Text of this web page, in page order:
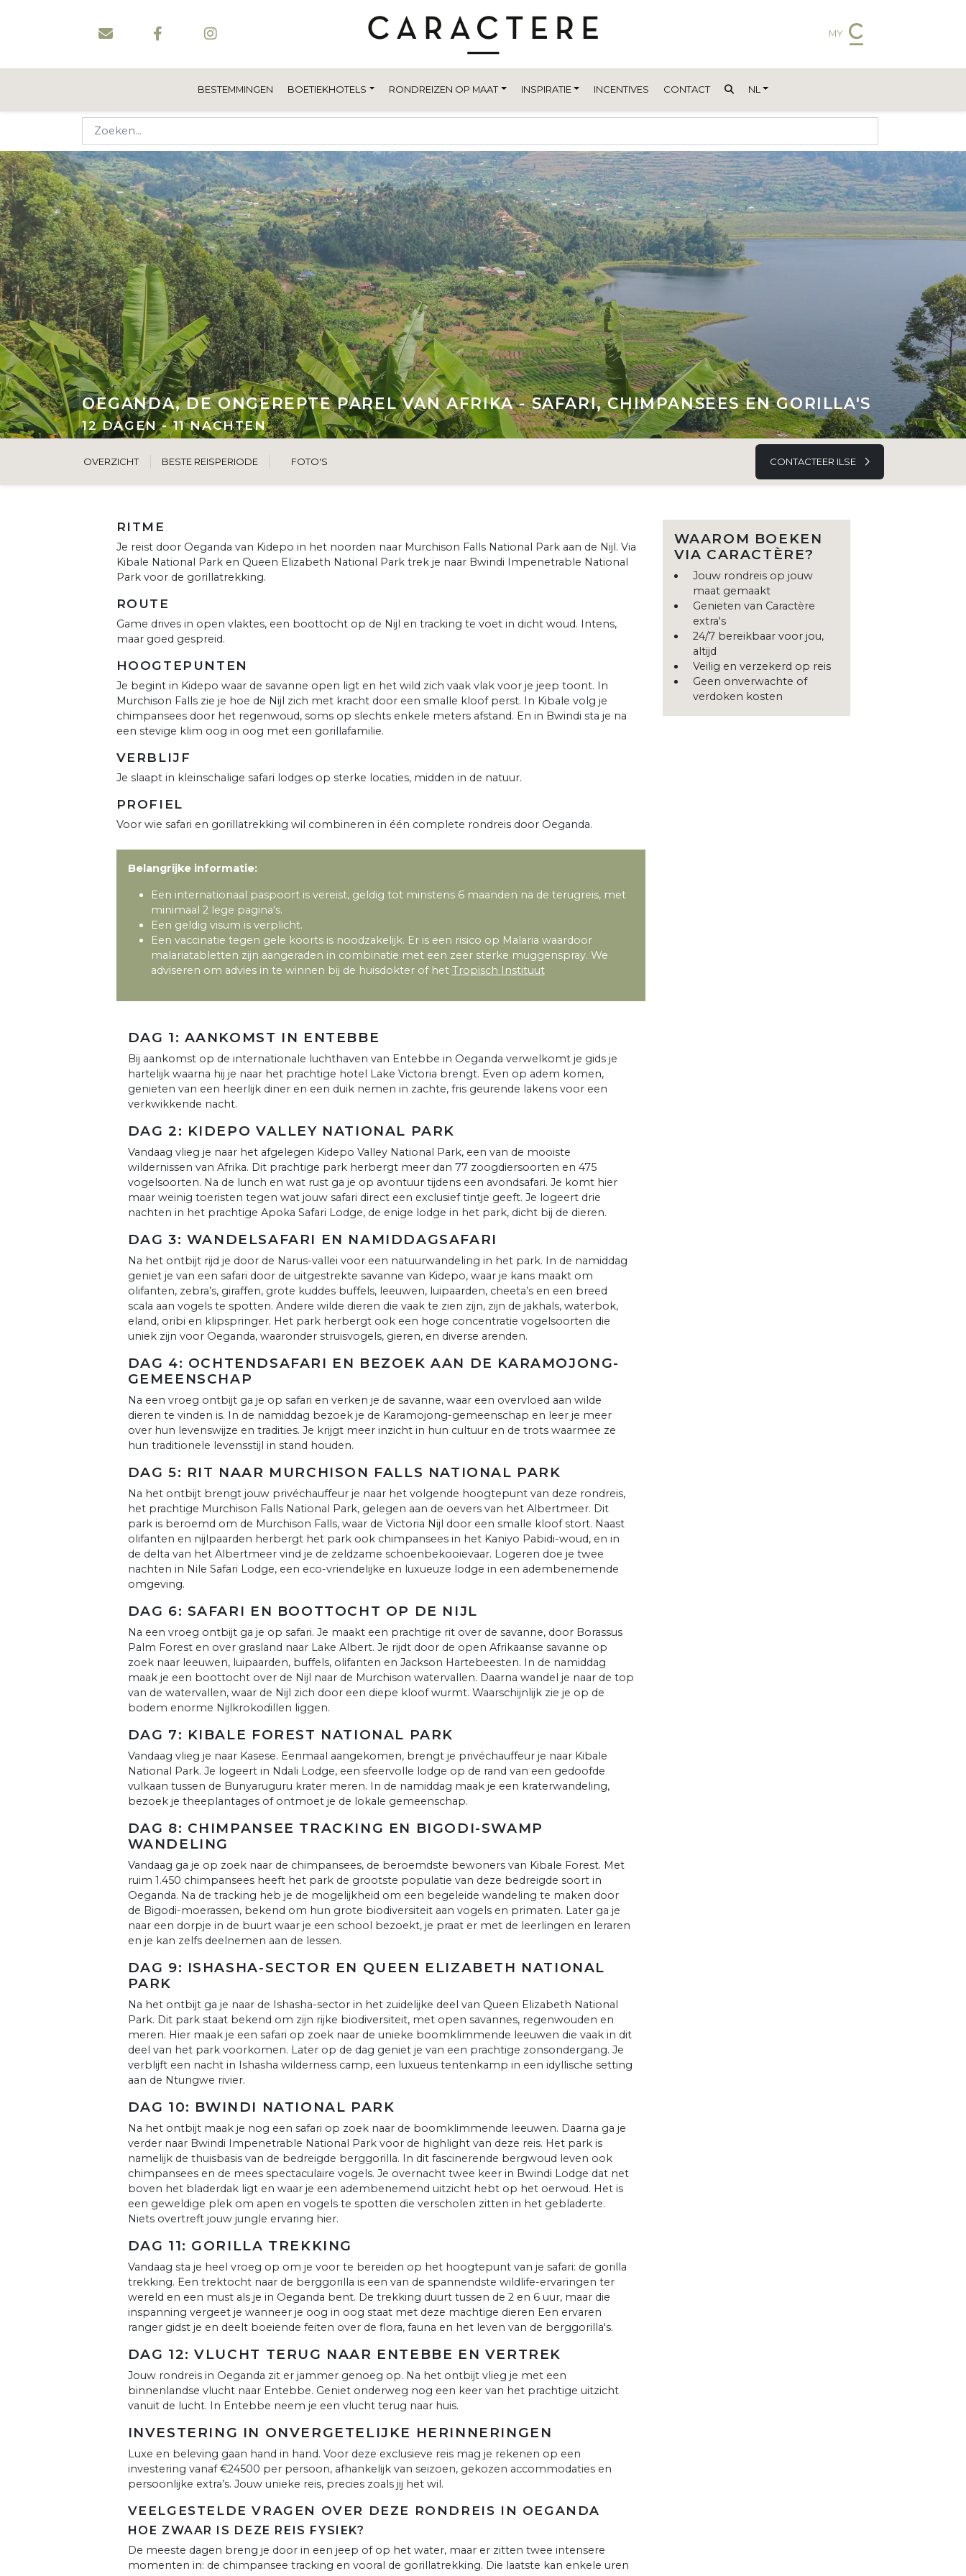
MY
BESTEMMINGEN BOETIEKHOTELS RONDREIZEN OP MAAT INSPIRATIE INCENTIVES CONTACT NL
OEGANDA, DE ONGEREPTE PAREL VAN AFRIKA - SAFARI, CHIMPANSEES EN GORILLA'S
12 DAGEN - 11 NACHTEN
OVERZICHT BESTE REISPERIODE FOTO'S CONTACTEER ILSE
RITME
Je reist door Oeganda van Kidepo in het noorden naar Murchison Falls National Park aan de Nijl. Via
Kibale National Park en Queen Elizabeth National Park trek je naar Bwindi Impenetrable National
Park voor de gorillatrekking.
ROUTE
Game drives in open vlaktes, een boottocht op de Nijl en tracking te voet in dicht woud. Intens,
maar goed gespreid.
HOOGTEPUNTEN
Je begint in Kidepo waar de savanne open ligt en het wild zich vaak vlak voor je jeep toont. In
Murchison Falls zie je hoe de Nijl zich met kracht door een smalle kloof perst. In Kibale volg je
chimpansees door het regenwoud, soms op slechts enkele meters afstand. En in Bwindi sta je na
een stevige klim oog in oog met een gorillafamilie.
VERBLIJF
Je slaapt in kleinschalige safari lodges op sterke locaties, midden in de natuur.
PROFIEL
Voor wie safari en gorillatrekking wil combineren in één complete rondreis door Oeganda.
Belangrijke informatie:
Een internationaal paspoort is vereist, geldig tot minstens 6 maanden na de terugreis, met
minimaal 2 lege pagina's.
Een geldig visum is verplicht.
Een vaccinatie tegen gele koorts is noodzakelijk. Er is een risico op Malaria waardoor
malariatabletten zijn aangeraden in combinatie met een zeer sterke muggenspray. We
adviseren om advies in te winnen bij de huisdokter of het Tropisch Instituut
DAG 1: AANKOMST IN ENTEBBE
Bij aankomst op de internationale luchthaven van Entebbe in Oeganda verwelkomt je gids je
hartelijk waarna hij je naar het prachtige hotel Lake Victoria brengt. Even op adem komen,
genieten van een heerlijk diner en een duik nemen in zachte, fris geurende lakens voor een
verkwikkende nacht.
DAG 2: KIDEPO VALLEY NATIONAL PARK
Vandaag vlieg je naar het afgelegen Kidepo Valley National Park, een van de mooiste
wildernissen van Afrika. Dit prachtige park herbergt meer dan 77 zoogdiersoorten en 475
vogelsoorten. Na de lunch en wat rust ga je op avontuur tijdens een avondsafari. Je komt hier
maar weinig toeristen tegen wat jouw safari direct een exclusief tintje geeft. Je logeert drie
nachten in het prachtige Apoka Safari Lodge, de enige lodge in het park, dicht bij de dieren.
DAG 3: WANDELSAFARI EN NAMIDDAGSAFARI
Na het ontbijt rijd je door de Narus-vallei voor een natuurwandeling in het park. In de namiddag
geniet je van een safari door de uitgestrekte savanne van Kidepo, waar je kans maakt om
olifanten, zebra’s, giraffen, grote kuddes buffels, leeuwen, luipaarden, cheeta’s en een breed
scala aan vogels te spotten. Andere wilde dieren die vaak te zien zijn, zijn de jakhals, waterbok,
eland, oribi en klipspringer. Het park herbergt ook een hoge concentratie vogelsoorten die
uniek zijn voor Oeganda, waaronder struisvogels, gieren, en diverse arenden.
DAG 4: OCHTENDSAFARI EN BEZOEK AAN DE KARAMOJONG-
GEMEENSCHAP
Na een vroeg ontbijt ga je op safari en verken je de savanne, waar een overvloed aan wilde
dieren te vinden is. In de namiddag bezoek je de Karamojong-gemeenschap en leer je meer
over hun levenswijze en tradities. Je krijgt meer inzicht in hun cultuur en de trots waarmee ze
hun traditionele levensstijl in stand houden.
DAG 5: RIT NAAR MURCHISON FALLS NATIONAL PARK
Na het ontbijt brengt jouw privéchauffeur je naar het volgende hoogtepunt van deze rondreis,
het prachtige Murchison Falls National Park, gelegen aan de oevers van het Albertmeer. Dit
park is beroemd om de Murchison Falls, waar de Victoria Nijl door een smalle kloof stort. Naast
olifanten en nijlpaarden herbergt het park ook chimpansees in het Kaniyo Pabidi-woud, en in
de delta van het Albertmeer vind je de zeldzame schoenbekooievaar. Logeren doe je twee
nachten in Nile Safari Lodge, een eco-vriendelijke en luxueuze lodge in een adembenemende
omgeving.
DAG 6: SAFARI EN BOOTTOCHT OP DE NIJL
Na een vroeg ontbijt ga je op safari. Je maakt een prachtige rit over de savanne, door Borassus
Palm Forest en over grasland naar Lake Albert. Je rijdt door de open Afrikaanse savanne op
zoek naar leeuwen, luipaarden, buffels, olifanten en Jackson Hartebeesten. In de namiddag
maak je een boottocht over de Nijl naar de Murchison watervallen. Daarna wandel je naar de top
van de watervallen, waar de Nijl zich door een diepe kloof wurmt. Waarschijnlijk zie je op de
bodem enorme Nijlkrokodillen liggen.
DAG 7: KIBALE FOREST NATIONAL PARK
Vandaag vlieg je naar Kasese. Eenmaal aangekomen, brengt je privéchauffeur je naar Kibale
National Park. Je logeert in Ndali Lodge, een sfeervolle lodge op de rand van een gedoofde
vulkaan tussen de Bunyaruguru krater meren. In de namiddag maak je een kraterwandeling,
bezoek je theeplantages of ontmoet je de lokale gemeenschap.
DAG 8: CHIMPANSEE TRACKING EN BIGODI-SWAMP
WANDELING
Vandaag ga je op zoek naar de chimpansees, de beroemdste bewoners van Kibale Forest. Met
ruim 1.450 chimpansees heeft het park de grootste populatie van deze bedreigde soort in
Oeganda. Na de tracking heb je de mogelijkheid om een begeleide wandeling te maken door
de Bigodi-moerassen, bekend om hun grote biodiversiteit aan vogels en primaten. Later ga je
naar een dorpje in de buurt waar je een school bezoekt, je praat er met de leerlingen en leraren
en je kan zelfs deelnemen aan de lessen.
DAG 9: ISHASHA-SECTOR EN QUEEN ELIZABETH NATIONAL
PARK
Na het ontbijt ga je naar de Ishasha-sector in het zuidelijke deel van Queen Elizabeth National
Park. Dit park staat bekend om zijn rijke biodiversiteit, met open savannes, regenwouden en
meren. Hier maak je een safari op zoek naar de unieke boomklimmende leeuwen die vaak in dit
deel van het park voorkomen. Later op de dag geniet je van een prachtige zonsondergang. Je
verblijft een nacht in Ishasha wilderness camp, een luxueus tentenkamp in een idyllische setting
aan de Ntungwe rivier.
DAG 10: BWINDI NATIONAL PARK
Na het ontbijt maak je nog een safari op zoek naar de boomklimmende leeuwen. Daarna ga je
verder naar Bwindi Impenetrable National Park voor de highlight van deze reis. Het park is
namelijk de thuisbasis van de bedreigde berggorilla. In dit fascinerende bergwoud leven ook
chimpansees en de mees spectaculaire vogels. Je overnacht twee keer in Bwindi Lodge dat net
boven het bladerdak ligt en waar je een adembenemend uitzicht hebt op het oerwoud. Het is
een geweldige plek om apen en vogels te spotten die verscholen zitten in het gebladerte.
Niets overtreft jouw jungle ervaring hier.
DAG 11: GORILLA TREKKING
Vandaag sta je heel vroeg op om je voor te bereiden op het hoogtepunt van je safari: de gorilla
trekking. Een trektocht naar de berggorilla is een van de spannendste wildlife-ervaringen ter
wereld en een must als je in Oeganda bent. De trekking duurt tussen de 2 en 6 uur, maar die
inspanning vergeet je wanneer je oog in oog staat met deze machtige dieren Een ervaren
ranger gidst je en deelt boeiende feiten over de flora, fauna en het leven van de berggorilla's.
DAG 12: VLUCHT TERUG NAAR ENTEBBE EN VERTREK
Jouw rondreis in Oeganda zit er jammer genoeg op. Na het ontbijt vlieg je met een
binnenlandse vlucht naar Entebbe. Geniet onderweg nog een keer van het prachtige uitzicht
vanuit de lucht. In Entebbe neem je een vlucht terug naar huis.
INVESTERING IN ONVERGETELIJKE HERINNERINGEN
Luxe en beleving gaan hand in hand. Voor deze exclusieve reis mag je rekenen op een
investering vanaf €24500 per persoon, afhankelijk van seizoen, gekozen accommodaties en
persoonlijke extra’s. Jouw unieke reis, precies zoals jij het wil.
VEELGESTELDE VRAGEN OVER DEZE RONDREIS IN OEGANDA
HOE ZWAAR IS DEZE REIS FYSIEK?
De meeste dagen breng je door in een jeep of op het water, maar er zitten twee intensere
momenten in: de chimpansee tracking en vooral de gorillatrekking. Die laatste kan enkele uren
WAAROM BOEKEN
VIA CARACTÈRE?
Jouw rondreis op jouw
maat gemaakt
Genieten van Caractère
extra's
24/7 bereikbaar voor jou,
altijd
Veilig en verzekerd op reis
Geen onverwachte of
verdoken kosten